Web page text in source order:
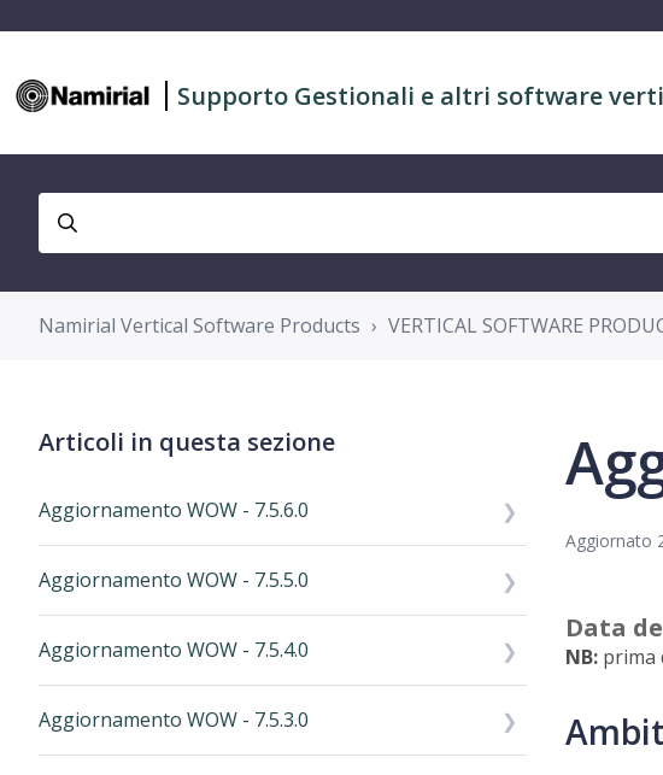
Supporto Gestionali e altri software
Namirial Vertical Software Products VERTICAL SOFTWARE
Articoli in questa sezione
Aggiornamento WOW - 7.5.6.0
Aggiornamento WOW - 7.5.5.0
Aggiornamento WOW - 7.5.4.0
Aggiornamento WOW - 7.5.3.0
Aggiornato
Data
NB: prima